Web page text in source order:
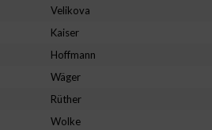
Velikova
Kaiser
Hoffmann
Wäger
Rüther
Wolke